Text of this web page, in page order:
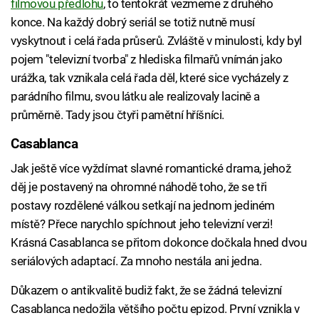
filmovou předlohu, to tentokrát vezmeme z druhého
konce. Na každý dobrý seriál se totiž nutně musí
vyskytnout i celá řada průserů. Zvláště v minulosti, kdy byl
pojem "televizní tvorba" z hlediska filmařů vnímán jako
urážka, tak vznikala celá řada děl, které sice vycházely z
parádního filmu, svou látku ale realizovaly lacině a
průměrně. Tady jsou čtyři pamětní hříšníci.
Casablanca
Jak ještě více vyždímat slavné romantické drama, jehož
děj je postavený na ohromné náhodě toho, že se tři
postavy rozdělené válkou setkají na jednom jediném
místě? Přece narychlo spíchnout jeho televizní verzi!
Krásná Casablanca se přitom dokonce dočkala hned dvou
seriálových adaptací. Za mnoho nestála ani jedna.
Důkazem o antikvalitě budiž fakt, že se žádná televizní
Casablanca nedožila většího počtu epizod. První vznikla v